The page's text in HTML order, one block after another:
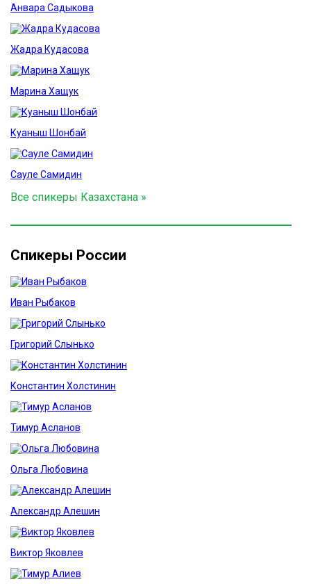
Анвара Садыкова
Жадра Кудасова
Марина Хащук
Куаныш Шонбай
Сауле Самидин
Все спикеры Казахстана »
Спикеры России
Иван Рыбаков
Григорий Слынько
Константин Холстинин
Тимур Асланов
Ольга Любовина
Александр Алешин
Виктор Яковлев